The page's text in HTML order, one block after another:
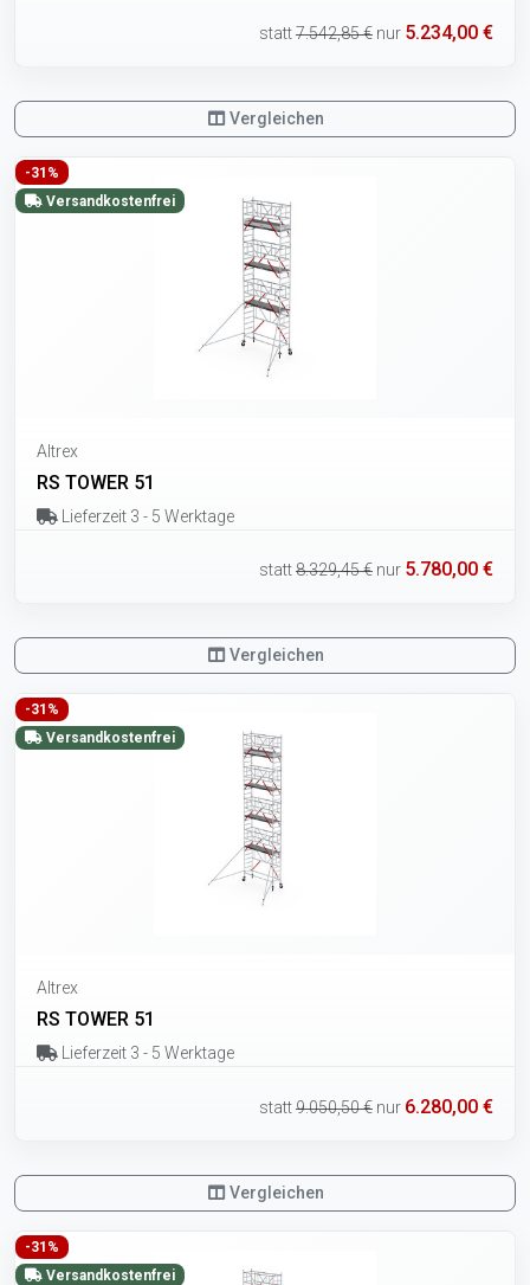
statt7.542,85 € nur 5.234,00 €
Vergleichen
-31%
Versandkostenfrei
Altrex
RS TOWER 51
Lieferzeit 3 - 5 Werktage
statt8.329,45 € nur 5.780,00 €
Vergleichen
-31%
Versandkostenfrei
Altrex
RS TOWER 51
Lieferzeit 3 - 5 Werktage
statt9.050,50 € nur 6.280,00 €
Vergleichen
-31%
Versandkostenfrei